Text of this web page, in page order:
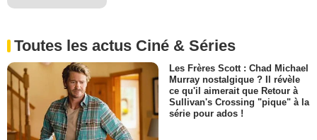
Toutes les actus Ciné & Séries
Les Frères Scott : Chad Michael
Murray nostalgique ? Il révèle
ce qu'il aimerait que Retour à
Sullivan's Crossing "pique" à la
série pour ados !